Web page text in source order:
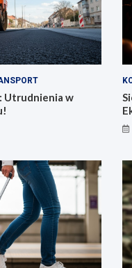
Utrudnienia w